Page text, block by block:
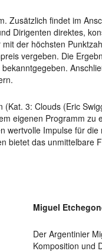
Zusätzlich findet im
Dirigenten direktes,
der höchsten
vergeben. Die
(Kat. 3: Clouds (Eric
eigenen Programm
wertvolle Impulse für
bietet das unmittelbare
Miguel
Der Argentinier
Komposition und